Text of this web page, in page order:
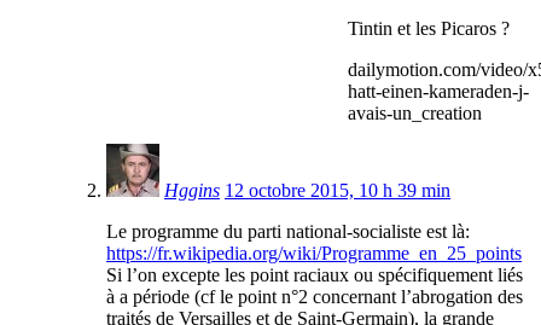
Tintin et les Picaros ?
dailymotion.com/video/
hatt-einen-kameraden-j-
avais-un_creation
Hggins 12 octobre 2015, 10 h 39 min
Le programme du parti national-socialiste est là:
https://fr.wikipedia.org/wiki/Programme_en_25_points
Si l’on excepte les point raciaux ou spécifiquement liés
à a période (cf le point n°2 concernant l’abrogation des
traités de Versailles et de Saint-Germain), la grande